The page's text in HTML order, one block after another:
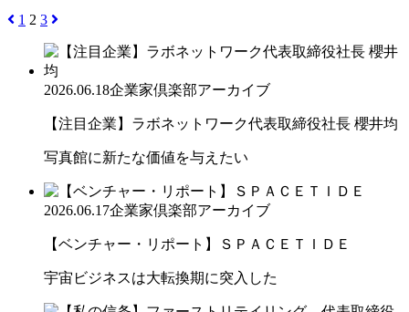
1 2 3
2026.06.18企業家倶楽部アーカイブ
【注目企業】ラボネットワーク代表取締役社長 櫻井均
写真館に新たな価値を与えたい
2026.06.17企業家倶楽部アーカイブ
【ベンチャー・リポート】ＳＰＡＣＥＴＩＤＥ
宇宙ビジネスは大転換期に突入した